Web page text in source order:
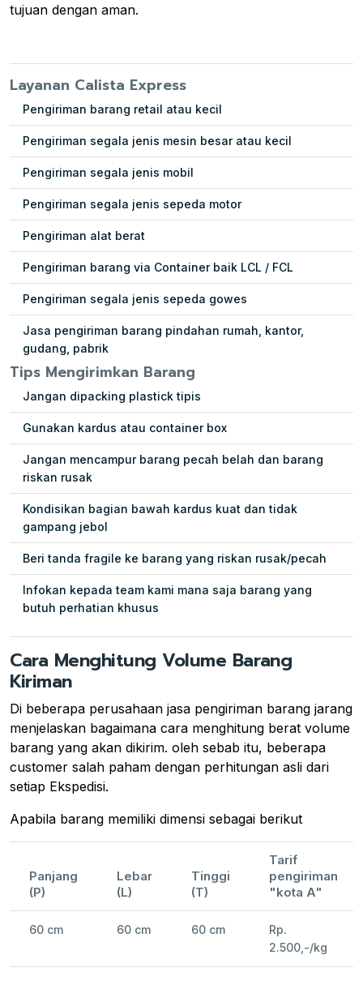
tujuan dengan aman.
Layanan Calista Express
Pengiriman barang retail atau kecil
Pengiriman segala jenis mesin besar atau kecil
Pengiriman segala jenis mobil
Pengiriman segala jenis sepeda motor
Pengiriman alat berat
Pengiriman barang via Container baik LCL / FCL
Pengiriman segala jenis sepeda gowes
Jasa pengiriman barang pindahan rumah, kantor,
gudang, pabrik
Tips Mengirimkan Barang
Jangan dipacking plastick tipis
Gunakan kardus atau container box
Jangan mencampur barang pecah belah dan barang
riskan rusak
Kondisikan bagian bawah kardus kuat dan tidak
gampang jebol
Beri tanda fragile ke barang yang riskan rusak/pecah
Infokan kepada team kami mana saja barang yang
butuh perhatian khusus
Cara Menghitung Volume Barang
Kiriman
Di beberapa perusahaan jasa pengiriman barang jarang
menjelaskan bagaimana cara menghitung berat volume
barang yang akan dikirim. oleh sebab itu, beberapa
customer salah paham dengan perhitungan asli dari
setiap Ekspedisi.
Apabila barang memiliki dimensi sebagai berikut
Panjang
(P)
Lebar
(L)
Tinggi
(T)
Tarif
pengiriman
"kota A"
60 cm 60 cm 60 cm
Rp.
2.500,-/kg